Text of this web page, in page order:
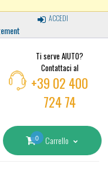
ACCEDI
Ti serve AIUTO?
Contattaci al
+39 02 400
724 74
0 Carrello